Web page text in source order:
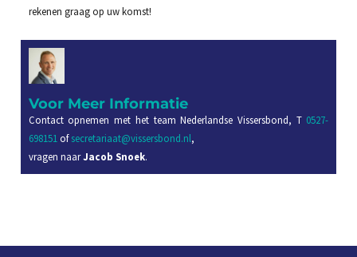
rekenen graag op uw komst!
Voor Meer Informatie
Contact opnemen met het team Nederlandse Vissersbond, T 0527-
698151ofsecretariaat@vissersbond.nl,
vragen naarJacob Snoek.